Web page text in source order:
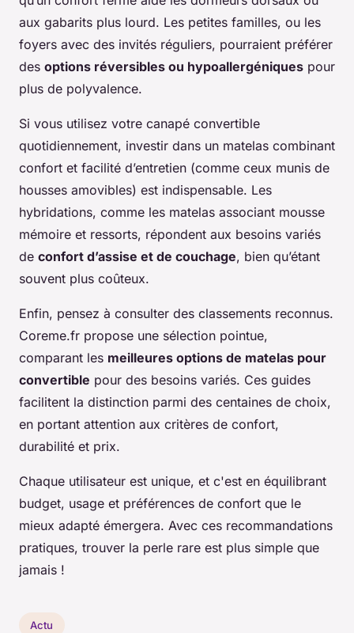
aux gabarits plus lourd. Les petites familles, ou les
foyers avec des invités réguliers, pourraient préférer
des options réversibles ou hypoallergéniques pour
plus de polyvalence.
Si vous utilisez votre canapé convertible
quotidiennement, investir dans un matelas combinant
confort et facilité d’entretien (comme ceux munis de
housses amovibles) est indispensable. Les
hybridations, comme les matelas associant mousse
mémoire et ressorts, répondent aux besoins variés
de confort d’assise et de couchage, bien qu’étant
souvent plus coûteux.
Enfin, pensez à consulter des classements reconnus.
Coreme.fr propose une sélection pointue,
comparant les meilleures options de matelas pour
convertible pour des besoins variés. Ces guides
facilitent la distinction parmi des centaines de choix,
en portant attention aux critères de confort,
durabilité et prix.
Chaque utilisateur est unique, et c'est en équilibrant
budget, usage et préférences de confort que le
mieux adapté émergera. Avec ces recommandations
pratiques, trouver la perle rare est plus simple que
jamais !
Actu